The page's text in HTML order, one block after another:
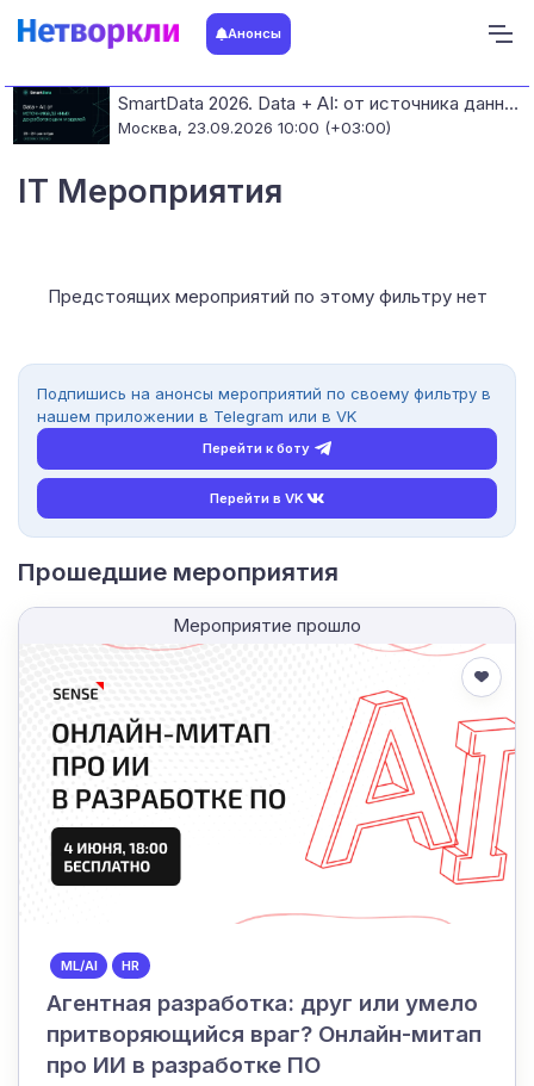
Анонсы
SmartData 2026. Data + AI: от источника данных до работающих моделей
Москва, 23.09.2026 10:00 (+03:00)
IT Мероприятия
Предстоящих мероприятий по этому фильтру нет
Подпишись на анонсы мероприятий по своему фильтру в
нашем приложении в Telegram или в VK
Перейти к боту
Перейти в VK
Прошедшие мероприятия
Мероприятие прошло
ML/AI HR
Агентная разработка: друг или умело
притворяющийся враг? Онлайн-митап
про ИИ в разработке ПО